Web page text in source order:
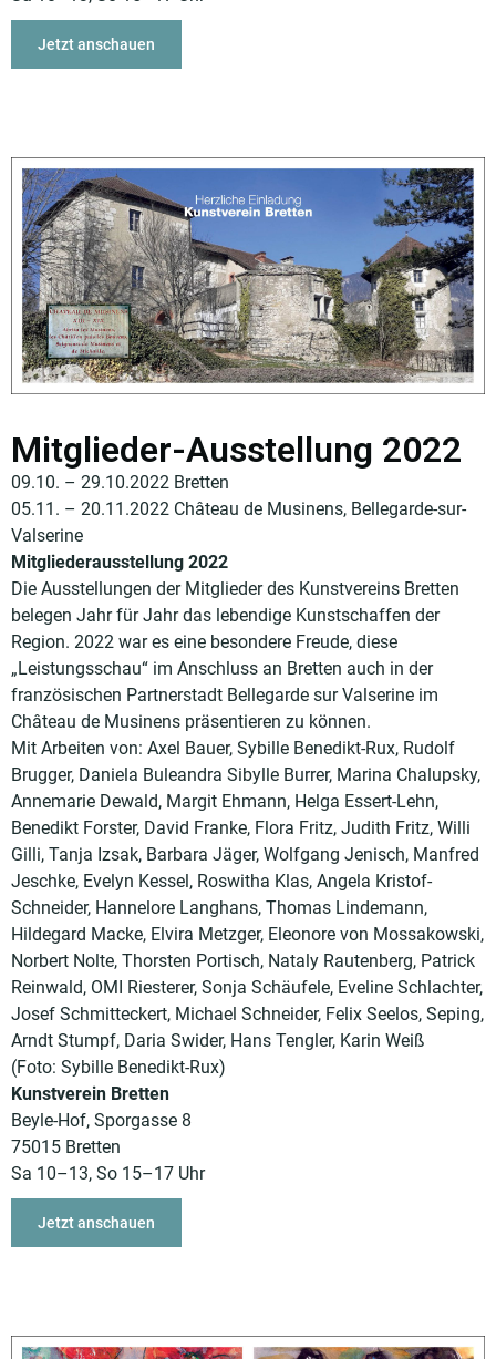
Jetzt anschauen
Mitglieder-Ausstellung 2022
09.10. – 29.10.2022 Bretten
05.11. – 20.11.2022 Château de Musinens, Bellegarde-sur-
Valserine
Mitgliederausstellung 2022
Die Ausstellungen der Mitglieder des Kunstvereins Bretten
belegen Jahr für Jahr das lebendige Kunstschaffen der
Region. 2022 war es eine besondere Freude, diese
„Leistungsschau“ im Anschluss an Bretten auch in der
französischen Partnerstadt Bellegarde sur Valserine im
Château de Musinens präsentieren zu können.
Mit Arbeiten von: Axel Bauer, Sybille Benedikt-Rux, Rudolf
Brugger, Daniela Buleandra Sibylle Burrer, Marina Chalupsky,
Annemarie Dewald, Margit Ehmann, Helga Essert-Lehn,
Benedikt Forster, David Franke, Flora Fritz, Judith Fritz, Willi
Gilli, Tanja Izsak, Barbara Jäger, Wolfgang Jenisch, Manfred
Jeschke, Evelyn Kessel, Roswitha Klas, Angela Kristof-
Schneider, Hannelore Langhans, Thomas Lindemann,
Hildegard Macke, Elvira Metzger, Eleonore von Mossakowski,
Norbert Nolte, Thorsten Portisch, Nataly Rautenberg, Patrick
Reinwald, OMI Riesterer, Sonja Schäufele, Eveline Schlachter,
Josef Schmitteckert, Michael Schneider, Felix Seelos, Seping,
Arndt Stumpf, Daria Swider, Hans Tengler, Karin Weiß
(Foto: Sybille Benedikt-Rux)
Kunstverein Bretten
Beyle-Hof, Sporgasse 8
75015 Bretten
Sa 10–13, So 15–17 Uhr
Jetzt anschauen